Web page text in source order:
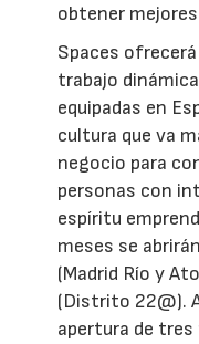
obtener
Spaces
trabajo
equipadas en
cultura que va
negocio para
personas con
espíritu
meses se
(Madrid Río y
(Distrito 22@).
apertura de